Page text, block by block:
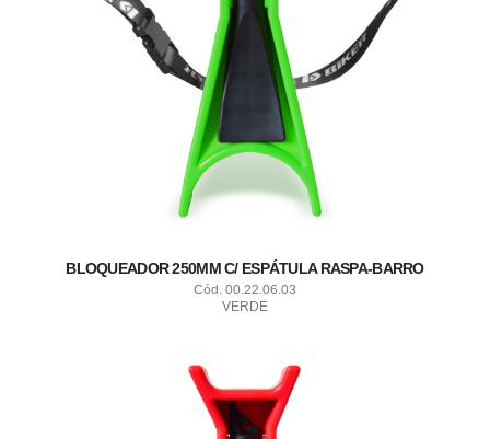
BLOQUEADOR 250MM C/ ESPÁTULA RASPA-BARRO
Cód. 00.22.06.03
VERDE